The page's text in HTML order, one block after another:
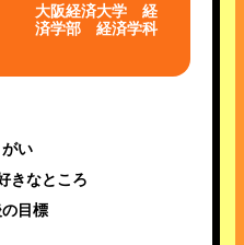
大阪経済大学 経
済学部 経済学科
い
きなところ
目標